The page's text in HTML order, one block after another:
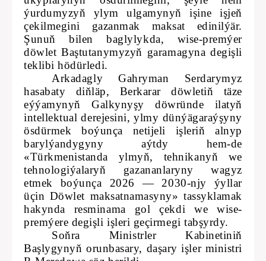
ýurdumyzyň ylym ulgamynyň işine işjeň
çekilmegini gazanmak maksat edinilýär.
Şunuň bilen baglylykda, wise-premýer
döwlet Baştutanymyzyň garamagyna degişli
teklibi hödürledi.
Arkadagly Gahryman Serdarymyz
hasabaty diňläp, Berkarar döwletiň täze
eýýamynyň Galkynyşy döwründe ilatyň
intellektual derejesini, ylmy dünýägaraýşyny
ösdürmek boýunça netijeli işleriň alnyp
barylýandygyny aýtdy hem-de
«Türkmenistanda ylmyň, tehnikanyň we
tehnologiýalaryň gazananlaryny wagyz
etmek boýunça 2026 — 2030-njy ýyllar
üçin Döwlet maksatnamasyny» tassyklamak
hakynda resminama gol çekdi we wise-
premýere degişli işleri geçirmegi tabşyrdy.
Soňra Ministrler Kabinetiniň
Başlygynyň orunbasary, daşary işler ministri